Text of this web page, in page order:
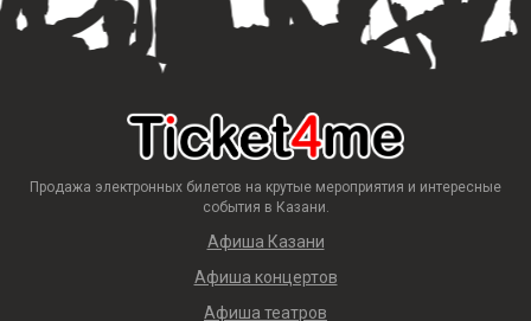
Продажа электронных билетов на крутые мероприятия и интересные
события в Казани.
Афиша Казани
Афиша концертов
Афиша театров